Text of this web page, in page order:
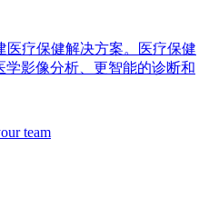
医疗保健解决方案。医疗保健
影像分析、更智能的诊断和